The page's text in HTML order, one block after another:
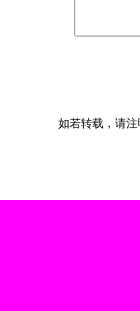
如若转载，请